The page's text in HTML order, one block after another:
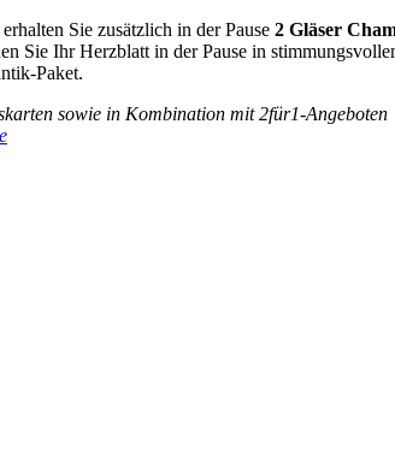
erhalten Sie zusätzlich in der Pause 2 Gläser
Sie Ihr Herzblatt in der Pause in
Paket.
sowie in Kombination mit 2für1-Angeboten